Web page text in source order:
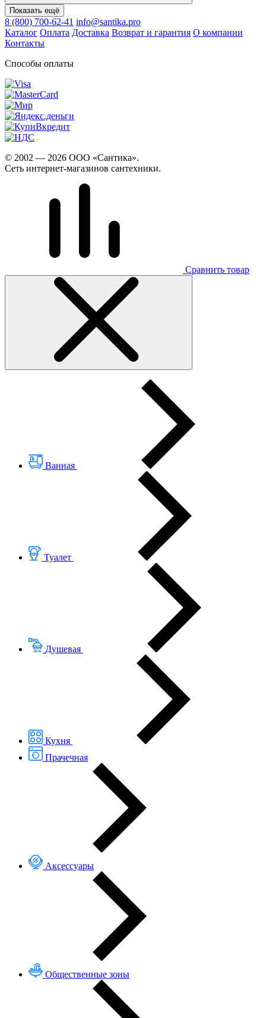
Показать ещё
8 (800) 700-62-41 info@santika.pro
Каталог Оплата Доставка Возврат и гарантия О компании
Контакты
Способы оплаты
© 2002 — 2026 ООО «Сантика».
Сеть интернет-магазинов сантехники.
Сравнить товар
Ванная
Туалет
Душевая
Кухня
Прачечная
Аксессуары
Общественные зоны